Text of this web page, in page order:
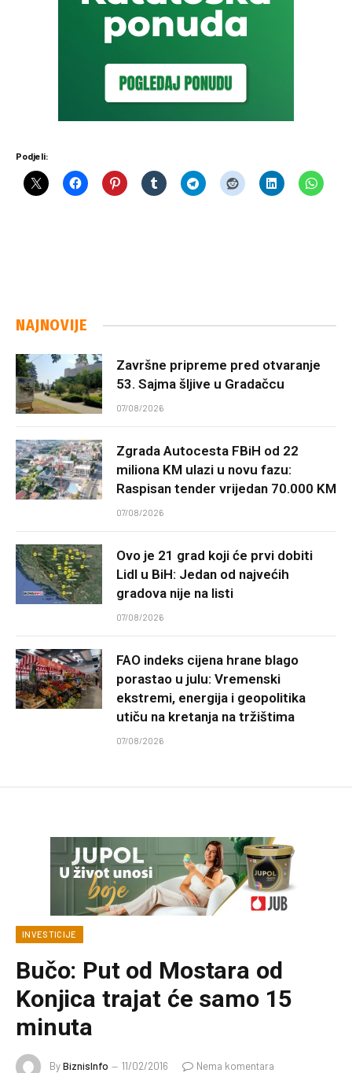
Podjeli:
NAJNOVIJE
Završne pripreme pred otvaranje
53. Sajma šljive u Gradačcu
07/08/2026
Zgrada Autocesta FBiH od 22
miliona KM ulazi u novu fazu:
Raspisan tender vrijedan 70.000 KM
07/08/2026
Ovo je 21 grad koji će prvi dobiti
Lidl u BiH: Jedan od najvećih
gradova nije na listi
07/08/2026
FAO indeks cijena hrane blago
porastao u julu: Vremenski
ekstremi, energija i geopolitika
utiču na kretanja na tržištima
07/08/2026
INVESTICIJE
Bučo: Put od Mostara od
Konjica trajat će samo 15
minuta
ByBiznisInfo 11/02/2016
Nema komentara